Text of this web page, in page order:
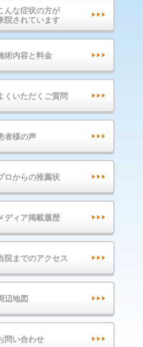
んな症状の方が
院されています
術内容と料金
くいただくご質問
者様の声
ロからの推薦状
ディア掲載履歴
院までのアクセス
辺地図
問い合わせ